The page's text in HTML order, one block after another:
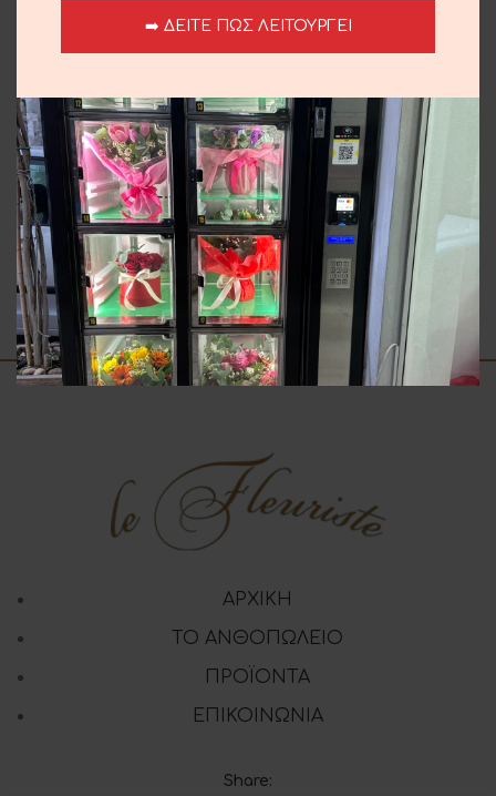
Φούξια Τριαντάφυλλα
3.00€
Σύνθεση Εποχής
25.00 €
ΑΡΧΙΚΗ
ΤΟ ΑΝΘΟΠΩΛΕΙΟ
ΠΡΟΪΟΝΤΑ
ΕΠΙΚΟΙΝΩΝΙΑ
Share:
➡️ ΔΕΙΤΕ ΠΩΣ ΛΕΙΤΟΥΡΓΕΙ